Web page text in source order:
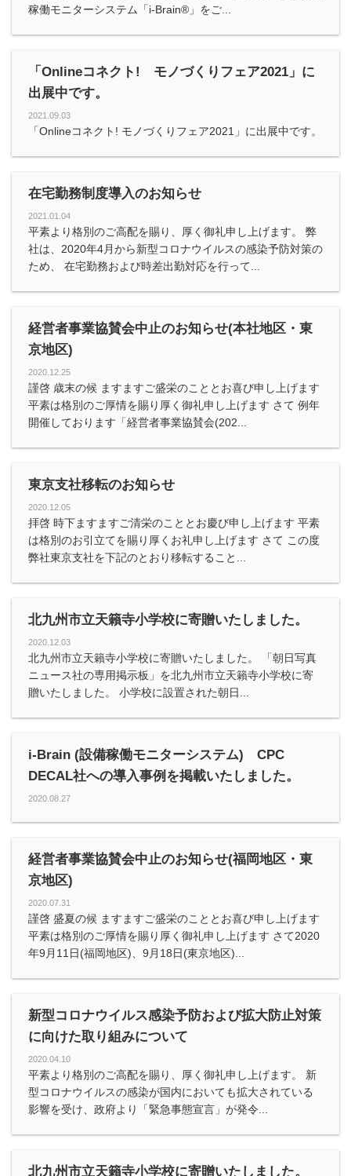
稼働モニターシステム「i-Brain®️」をご...
「Onlineコネクト! モノづくりフェア2021」に
出展中です。
2021.09.03
「Onlineコネクト! モノづくりフェア2021」に出展中です。
在宅勤務制度導入のお知らせ
2021.01.04
平素より格別のご高配を賜り、厚く御礼申し上げます。 弊
社は、2020年4月から新型コロナウイルスの感染予防対策の
ため、 在宅勤務および時差出勤対応を行って...
経営者事業協賛会中止のお知らせ(本社地区・東
京地区)
2020.12.25
謹啓 歳末の候 ますますご盛栄のこととお喜び申し上げます
平素は格別のご厚情を賜り厚く御礼申し上げます さて 例年
開催しております「経営者事業協賛会(202...
東京支社移転のお知らせ
2020.12.05
拝啓 時下ますますご清栄のこととお慶び申し上げます 平素
は格別のお引立てを賜り厚くお礼申し上げます さて この度
弊社東京支社を下記のとおり移転すること...
北九州市立天籟寺小学校に寄贈いたしました。
2020.12.03
北九州市立天籟寺小学校に寄贈いたしました。 「朝日写真
ニュース社の専用掲示板」を北九州市立天籟寺小学校に寄
贈いたしました。 小学校に設置された朝日...
i-Brain (設備稼働モニターシステム) CPC
DECAL社への導入事例を掲載いたしました。
2020.08.27
経営者事業協賛会中止のお知らせ(福岡地区・東
京地区)
2020.07.31
謹啓 盛夏の候 ますますご盛栄のこととお喜び申し上げます
平素は格別のご厚情を賜り厚く御礼申し上げます さて2020
年9月11日(福岡地区)、9月18日(東京地区)...
新型コロナウイルス感染予防および拡大防止対策
に向けた取り組みについて
2020.04.10
平素より格別のご高配を賜り、厚く御礼申し上げます。 新
型コロナウイルスの感染が国内においても拡大されている
影響を受け、政府より「緊急事態宣言」が発令...
北九州市立天籟寺小学校に寄贈いたしました。